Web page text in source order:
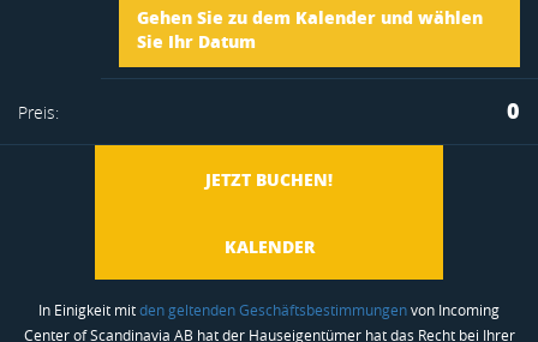
Gehen Sie zu dem Kalender und wählen
Sie Ihr Datum
Ankunft
Abreise
Preis: 0
JETZT BUCHEN!
KALENDER
In Einigkeit mitden geltenden Geschäftsbestimmungenvon Incoming
Center of Scandinavia AB hat der Hauseigentümer hat das Recht bei Ihrer